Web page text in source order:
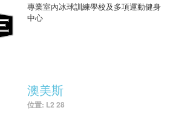
專業室內冰球訓練學校及多項運動健身
中心
澳美斯
位置: L2 28